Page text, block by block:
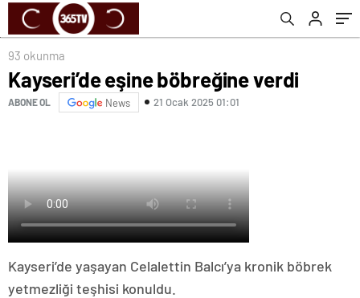
93 okunma
Kayseri’de eşine böbreğine verdi
ABONE OL News 21 Ocak 2025 01:01
Kayseri’de yaşayan Celalettin Balcı’ya kronik böbrek
yetmezliği teşhisi konuldu.